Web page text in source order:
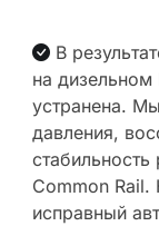
В
на
устранена.
давления,
Common Rail.
исправный